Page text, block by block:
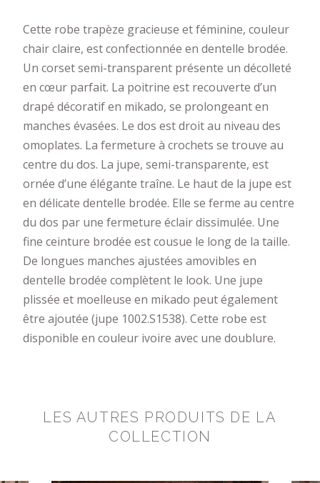
Cette robe trapèze gracieuse et féminine, couleur
chair claire, est confectionnée en dentelle brodée.
Un corset semi-transparent présente un décolleté
en cœur parfait. La poitrine est recouverte d’un
drapé décoratif en mikado, se prolongeant en
manches évasées. Le dos est droit au niveau des
omoplates. La fermeture à crochets se trouve au
centre du dos. La jupe, semi-transparente, est
ornée d’une élégante traîne. Le haut de la jupe est
en délicate dentelle brodée. Elle se ferme au centre
du dos par une fermeture éclair dissimulée. Une
fine ceinture brodée est cousue le long de la taille.
De longues manches ajustées amovibles en
dentelle brodée complètent le look. Une jupe
plissée et moelleuse en mikado peut également
être ajoutée (jupe 1002.S1538). Cette robe est
disponible en couleur ivoire avec une doublure.
LES AUTRES PRODUITS DE LA
COLLECTION